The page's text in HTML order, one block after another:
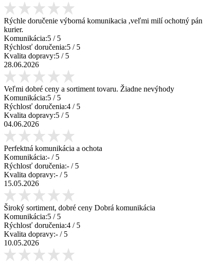
Rýchle doručenie výborná komunikacia ,veľmi milí ochotný pán
kurier.
Komunikácia:5 / 5
Rýchlosť doručenia:5 / 5
Kvalita dopravy:5 / 5
28.06.2026
Veľmi dobré ceny a sortiment tovaru. Žiadne nevýhody
Komunikácia:5 / 5
Rýchlosť doručenia:4 / 5
Kvalita dopravy:5 / 5
04.06.2026
Perfektná komunikácia a ochota
Komunikácia:- / 5
Rýchlosť doručenia:- / 5
Kvalita dopravy:- / 5
15.05.2026
Široký sortiment, dobré ceny Dobrá komunikácia
Komunikácia:5 / 5
Rýchlosť doručenia:4 / 5
Kvalita dopravy:- / 5
10.05.2026